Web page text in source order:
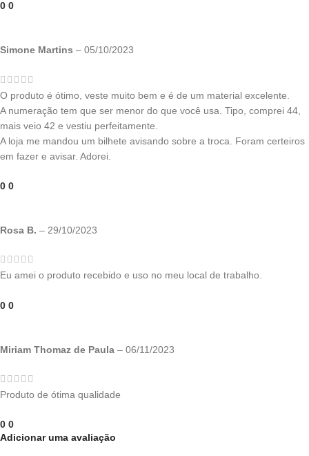
0 0
Simone Martins – 05/10/2023
O produto é ótimo, veste muito bem e é de um material excelente.
A numeração tem que ser menor do que você usa. Tipo, comprei 44,
mais veio 42 e vestiu perfeitamente.
A loja me mandou um bilhete avisando sobre a troca. Foram certeiros
em fazer e avisar. Adorei.
0 0
Rosa B. – 29/10/2023
Eu amei o produto recebido e uso no meu local de trabalho.
0 0
Miriam Thomaz de Paula – 06/11/2023
Produto de ótima qualidade
0 0
Adicionar uma avaliação